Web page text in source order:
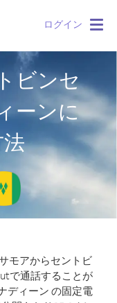
ログイン
ビンセ
ーンに
モアからセントビ
で通話することが
ディーン の固定電